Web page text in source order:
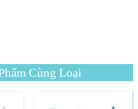
Cùng Loại